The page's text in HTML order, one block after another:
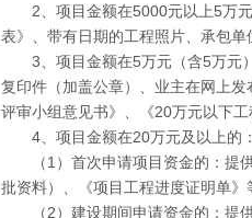
2、项目金额在5000元以上5万
表》、带有日期的工程照片、承包单
3、项目金额在5万元（含5万元
复印件（加盖公章）、业主在网上
评审小组意见书》、《20万元以下
4、项目金额在20万元及以上的
（1）首次申请项目资金的：
批资料）、《项目工程进度证明单》
（2）建设期间申请资金的：提